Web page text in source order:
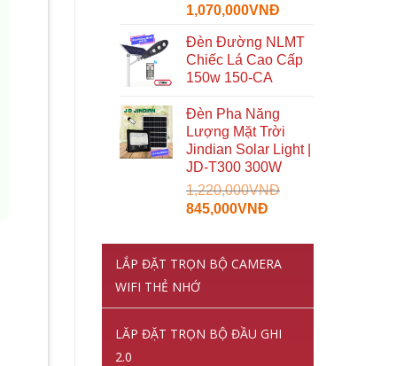
Giá
là:
2,150,000VNĐ.
1,070,000VNĐ
tại
là:
Đèn Đường NLMT
Chiếc Lá Cao Cấp
150w 150-CA
Đèn Pha Năng
Lượng Mặt Trời
Jindian Solar Light |
JD-T300 300W
1,220,000VNĐ
Giá
là:
1,220,000VNĐ.
845,000VNĐ
tại
là:
LẮP ĐẶT TRỌN BỘ CAMERA
WIFI THẺ NHỚ
LĂP ĐẶT TRỌN BỘ ĐẦU GHI
2.0